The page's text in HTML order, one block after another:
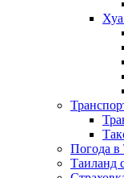
Погода в
Таиланд